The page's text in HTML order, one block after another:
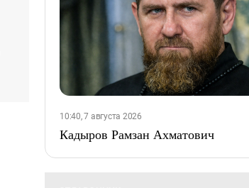
10:40, 7 августа 2026
Кадыров Рамзан Ахматович